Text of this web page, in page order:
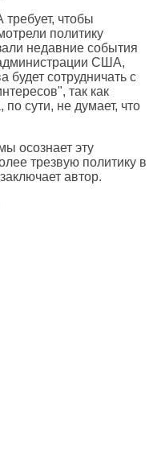
чтобы
политику
недавние события
США,
будет сотрудничать с
так как
сути, не думает, что
осознает эту
трезвую политику в
автор.